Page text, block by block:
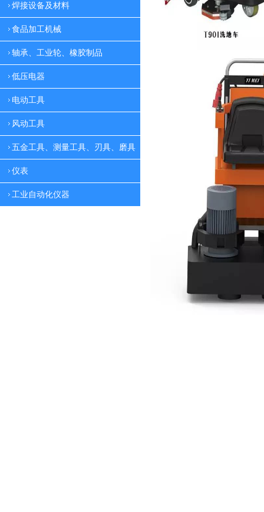
焊接设备及材料
食品加工机械
轴承、工业轮、橡胶制品
低压电器
电动工具
风动工具
五金工具、测量工具、刃具、磨具
仪表
工业自动化仪器